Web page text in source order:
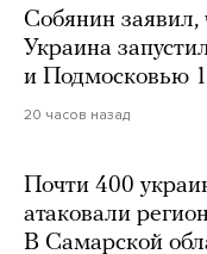
Собянин заявил,
Украина
и Подмосковью
20 часов назад
Почти 400
атаковали
В Самарской